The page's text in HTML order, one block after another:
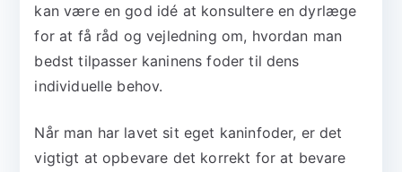
kan være en god idé at konsultere en dyrlæge
for at få råd og vejledning om, hvordan man
bedst tilpasser kaninens foder til dens
individuelle behov.
Når man har lavet sit eget kaninfoder, er det
vigtigt at opbevare det korrekt for at bevare